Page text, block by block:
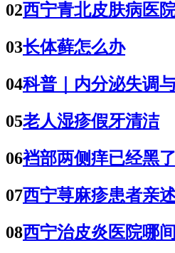
02西宁青北皮肤病医
03长体藓怎么办
04科普｜内分泌失调
05老人湿疹假牙清洁
06裆部两侧痒已经黑
07西宁荨麻疹患者亲
08西宁治皮炎医院哪